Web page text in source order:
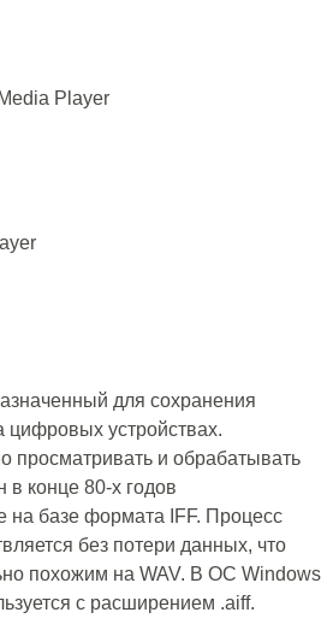
Player
для сохранения
цифровых устройствах.
просматривать и обрабатывать
конце 80-х годов
на базе формата IFF. Процесс
без потери данных, что
похожим на WAV. В ОС Windows
с расширением .aiff.